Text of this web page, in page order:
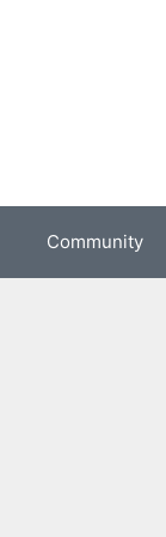
Community